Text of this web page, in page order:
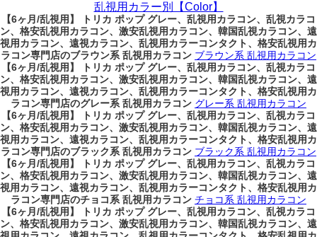
乱視用カラー別【Color】
【6ヶ月/乱視用】 トリカ ポップ グレー、乱視用カラコン、乱視カラコ
ン、格安乱視用カラコン、激安乱視用カラコン、韓国乱視カラコン、遠
視用カラコン、遠視カラコン、乱視用カラーコンタクト、格安乱視用カ
ラコン専門店のブラウン系 乱視用カラコン ブラウン系 乱視用カラコン
【6ヶ月/乱視用】 トリカ ポップ グレー、乱視用カラコン、乱視カラコ
ン、格安乱視用カラコン、激安乱視用カラコン、韓国乱視カラコン、遠
視用カラコン、遠視カラコン、乱視用カラーコンタクト、格安乱視用カ
ラコン専門店のグレー系 乱視用カラコン グレー系 乱視用カラコン
【6ヶ月/乱視用】 トリカ ポップ グレー、乱視用カラコン、乱視カラコ
ン、格安乱視用カラコン、激安乱視用カラコン、韓国乱視カラコン、遠
視用カラコン、遠視カラコン、乱視用カラーコンタクト、格安乱視用カ
ラコン専門店のブラック系 乱視用カラコン ブラック系 乱視用カラコン
【6ヶ月/乱視用】 トリカ ポップ グレー、乱視用カラコン、乱視カラコ
ン、格安乱視用カラコン、激安乱視用カラコン、韓国乱視カラコン、遠
視用カラコン、遠視カラコン、乱視用カラーコンタクト、格安乱視用カ
ラコン専門店のチョコ系 乱視用カラコン チョコ系 乱視用カラコン
【6ヶ月/乱視用】 トリカ ポップ グレー、乱視用カラコン、乱視カラコ
ン、格安乱視用カラコン、激安乱視用カラコン、韓国乱視カラコン、遠